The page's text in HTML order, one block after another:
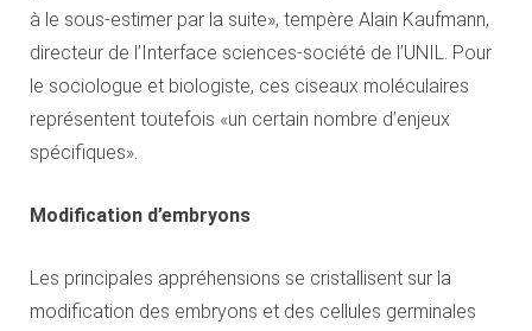
à le sous-estimer par la suite», tempère Alain Kaufmann,
directeur de l’Interface sciences-société de l’UNIL. Pour
le sociologue et biologiste, ces ciseaux moléculaires
représentent toutefois «un certain nombre d’enjeux
spécifiques».
Modification d’embryons
Les principales appréhensions se cristallisent sur la
modification des embryons et des cellules germinales